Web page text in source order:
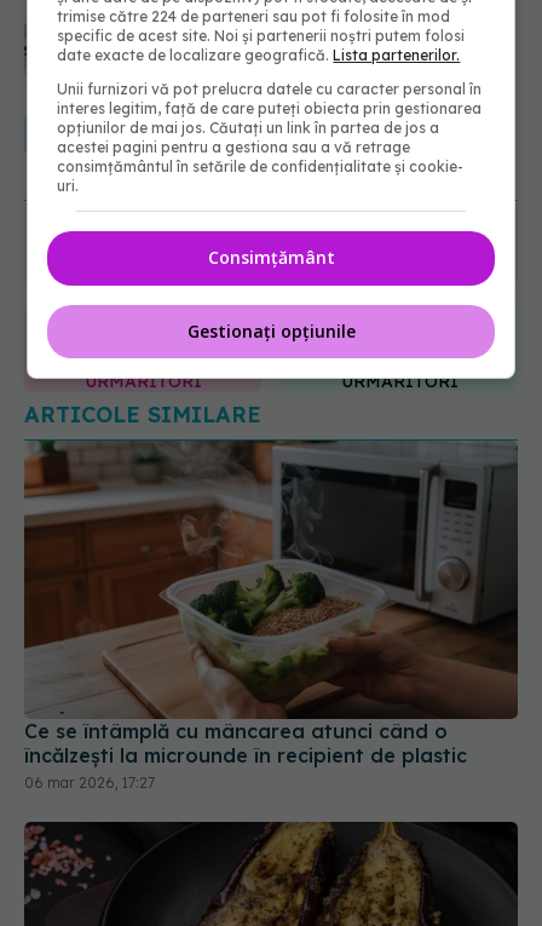
Sorin Bogdan (SANADOR): Chirurgia
este indicată doar punctual, pentru
anumite categorii de paciente
EXCLUSIV Brahiterapie vs
radioterapie externă în cancerul
ginecologic. Dr. Sorin Bogdan
cum acționează tratamentul
URMĂREȘTE-NE ȘI PE:
ABONAȚI
365 1401
ARTICOLE SIMILARE
Ce se întâmplă cu mâncarea atunci când o
încălzești la microunde în recipient de plastic
06 mar 2026, 17:27
trimise către 224 de parteneri sau pot fi folosite în mod
specific de acest site. Noi și partenerii noștri putem folosi
date exacte de localizare geografică.Lista partenerilor.
Unii furnizori vă pot prelucra datele cu caracter personal în
interes legitim, față de care puteți obiecta prin gestionarea
opțiunilor de mai jos. Căutați un link în partea de jos a
acestei pagini pentru a gestiona sau a vă retrage
consimțământul în setările de confidențialitate și cookie-
uri.
Consimțământ
Gestionați opțiunile